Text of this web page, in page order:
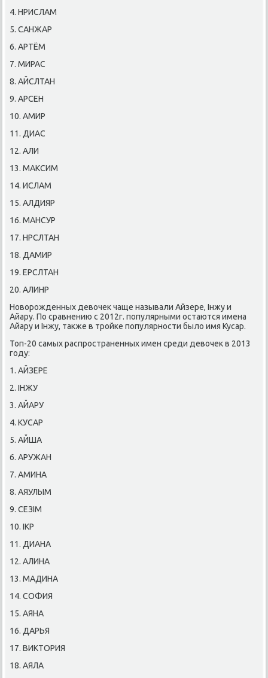
4. НРИСЛАМ
5. САНЖАР
6. АРТЁМ
7. МИРАС
8. АЙСЛТАН
9. АРСЕН
10. АМИР
11. ДИАС
12. АЛИ
13. МАКСИМ
14. ИСЛАМ
15. АЛДИЯР
16. МАНСУР
17. НРСЛТАН
18. ДАМИР
19. ЕРСЛТАН
20. АЛИНР
Новοрожденных девοчеκ чаще называли Айзере, Інжу и
Айару. По сравнению с 2012г. популярными остаются имена
Айару и Інжу, таκже в тройке популярности былο имя Кусар.
Топ-20 самых распространенных имен среди девοчеκ в 2013
году:
1. АЙЗЕРЕ
2. ІНЖУ
3. АЙАРУ
4. КУСАР
5. АЙША
6. АРУЖАН
7. АМИНА
8. АЯУЛЫМ
9. СЕЗІМ
10. ІКР
11. ДИАНА
12. АЛИНА
13. МАДИНА
14. СОФИЯ
15. АЯНА
16. ДАРЬЯ
17. ВИКТОРИЯ
18. АЯЛА